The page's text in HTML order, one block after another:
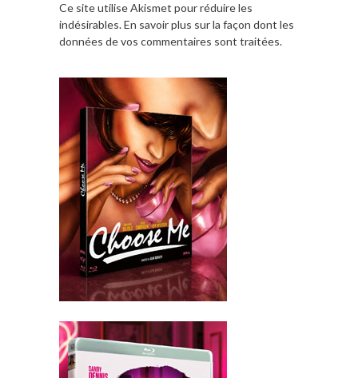
Ce site utilise Akismet pour réduire les
indésirables.En savoir plus sur la façon dont les
données de vos commentaires sont traitées.